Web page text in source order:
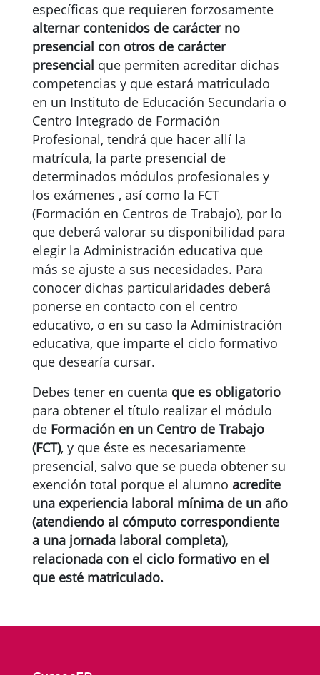
específicas que requieren forzosamente
alternar contenidos de carácter no
presencial con otros de carácter
presencial que permiten acreditar dichas
competencias y que estará matriculado
en un Instituto de Educación Secundaria o
Centro Integrado de Formación
Profesional, tendrá que hacer allí la
matrícula, la parte presencial de
determinados módulos profesionales y
los exámenes , así como la FCT
(Formación en Centros de Trabajo), por lo
que deberá valorar su disponibilidad para
elegir la Administración educativa que
más se ajuste a sus necesidades. Para
conocer dichas particularidades deberá
ponerse en contacto con el centro
educativo, o en su caso la Administración
educativa, que imparte el ciclo formativo
que desearía cursar.
Debes tener en cuenta que es obligatorio
para obtener el título realizar el módulo
de Formación en un Centro de Trabajo
(FCT), y que éste es necesariamente
presencial, salvo que se pueda obtener su
exención total porque el alumno acredite
una experiencia laboral mínima de un año
(atendiendo al cómputo correspondiente
a una jornada laboral completa),
relacionada con el ciclo formativo en el
que esté matriculado.